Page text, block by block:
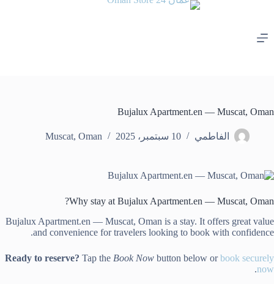
Bujalux Apartment.en — Muscat, Oman
الفاطمي 10 سبتمبر، 2025 Muscat, Oman
Why stay at Bujalux Apartment.en — Muscat, Oman?
Bujalux Apartment.en — Muscat, Oman is a stay. It offers great value
and convenience for travelers looking to book with confidence.
Ready to reserve? Tap the Book Now button below orbook securely
now
.